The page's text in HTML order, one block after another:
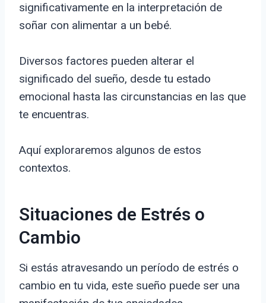
significativamente en la interpretación de
soñar con alimentar a un bebé.
Diversos factores pueden alterar el
significado del sueño, desde tu estado
emocional hasta las circunstancias en las que
te encuentras.
Aquí exploraremos algunos de estos
contextos.
Situaciones de Estrés o
Cambio
Si estás atravesando un período de estrés o
cambio en tu vida, este sueño puede ser una